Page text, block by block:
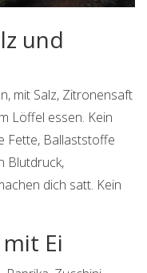
und
mit Salz, Zitronensaft
Löffel essen. Kein
Fette, Ballaststoffe
Blutdruck,
dich satt. Kein
Ei